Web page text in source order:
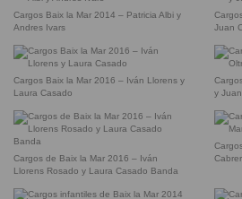
Cargos Baix la Mar 2014 – Patricia Albi y
Andres Ivars
Juan
Cargos Baix la Mar 2016 – Iván Llorens y
Laura Casado
y
Cargos de Baix la Mar 2016 – Iván
Llorens Rosado y Laura Casado Banda